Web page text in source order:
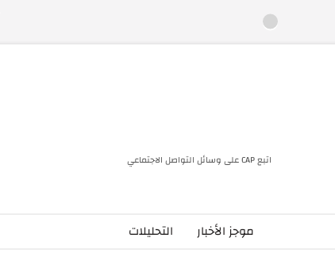
المحتوى
اتبع CAP على وسائل التواصل الاجتماعي
موجز الأخبار التحليلات